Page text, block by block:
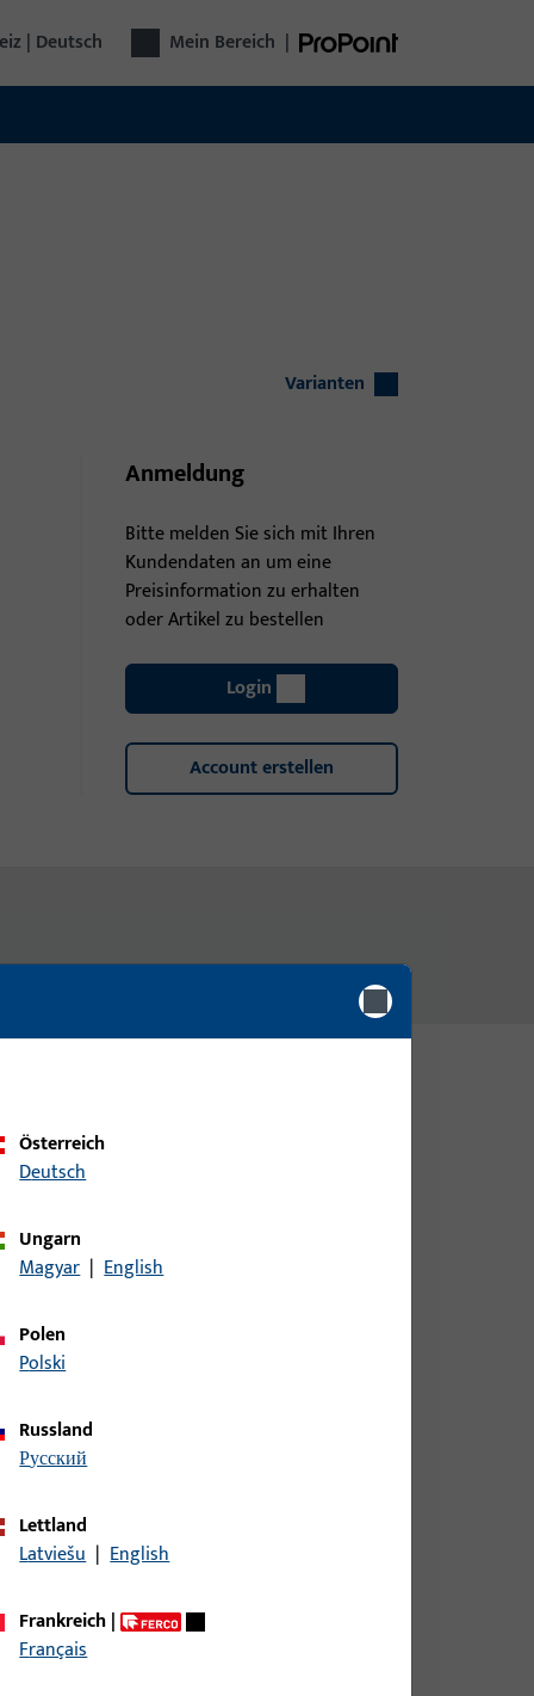
| Deutsch Mein Bereich |
Varianten
Anmeldung
Bitte melden Sie sich mit Ihren
Kundendaten an um eine
Preisinformation zu erhalten
oder Artikel zu bestellen
Login
Account erstellen
Nr. S280
Nr. S282
MM BL.L., E,GELBCHROMATIERT,
Österreich
Deutsch
Ungarn
Magyar | English
Polen
Polski
Russland
русский
Lettland
Latviešu | English
Frankreich|
Français